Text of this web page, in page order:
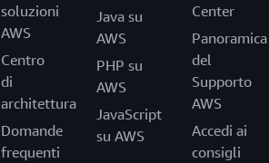
soluzioni
AWS
Centro
di
architettura
Domande
frequenti
Java su
AWS
PHP su
AWS
JavaScript
su AWS
Center
Panoramica
del
Supporto
AWS
Accedi ai
consigli